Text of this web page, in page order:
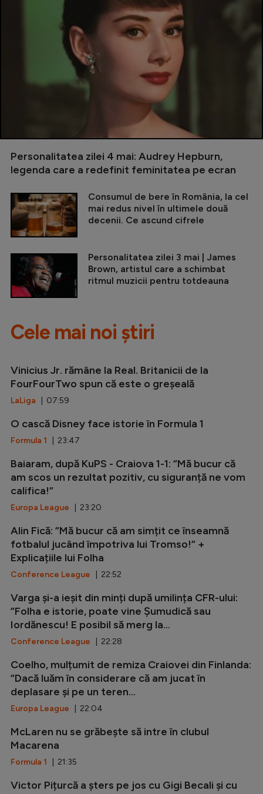
Personalitatea zilei 4 mai: Audrey Hepburn,
legenda care a redefinit feminitatea pe ecran
Consumul de bere în România, la cel
mai redus nivel în ultimele două
decenii. Ce ascund cifrele
Personalitatea zilei 3 mai | James
Brown, artistul care a schimbat
ritmul muzicii pentru totdeauna
Cele mai noi știri
Vinicius Jr. rămâne la Real. Britanicii de la
FourFourTwo spun că este o greșeală
LaLiga | 07:59
O cască Disney face istorie în Formula 1
Formula 1 | 23:47
Baiaram, după KuPS - Craiova 1-1: ”Mă bucur că
am scos un rezultat pozitiv, cu siguranță ne vom
califica!”
Europa League | 23:20
Alin Fică: ”Mă bucur că am simțit ce înseamnă
fotbalul jucând împotriva lui Tromso!” +
Explicațiile lui Folha
Conference League | 22:52
Varga și-a ieșit din minți după umilința CFR-ului:
”Folha e istorie, poate vine Șumudică sau
Iordănescu! E posibil să merg la...
Conference League | 22:28
Coelho, mulțumit de remiza Craiovei din Finlanda:
”Dacă luăm în considerare că am jucat în
deplasare și pe un teren...
Europa League | 22:04
McLaren nu se grăbește să intre în clubul
Macarena
Formula 1 | 21:35
Victor Pițurcă a șters pe jos cu Gigi Becali și cu